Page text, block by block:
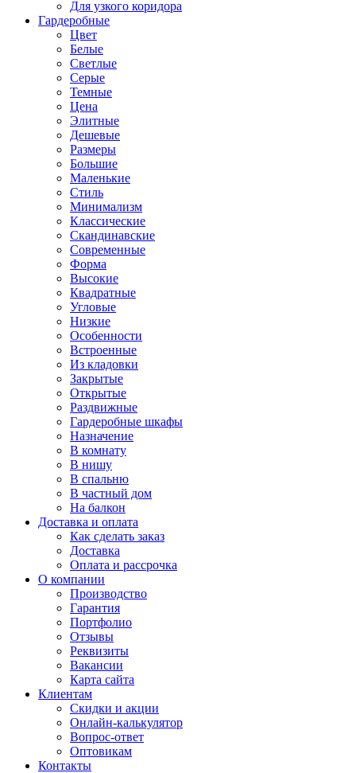
Для узкого коридора
Гардеробные
Цвет
Белые
Светлые
Серые
Темные
Цена
Элитные
Дешевые
Размеры
Большие
Маленькие
Стиль
Минимализм
Классические
Скандинавские
Современные
Форма
Высокие
Квадратные
Угловые
Низкие
Особенности
Встроенные
Из кладовки
Закрытые
Открытые
Раздвижные
Гардеробные шкафы
Назначение
В комнату
В нишу
В спальню
В частный дом
На балкон
Доставка и оплата
Как сделать заказ
Доставка
Оплата и рассрочка
О компании
Производство
Гарантия
Портфолио
Отзывы
Реквизиты
Вакансии
Карта сайта
Клиентам
Скидки и акции
Онлайн-калькулятор
Вопрос-ответ
Оптовикам
Контакты